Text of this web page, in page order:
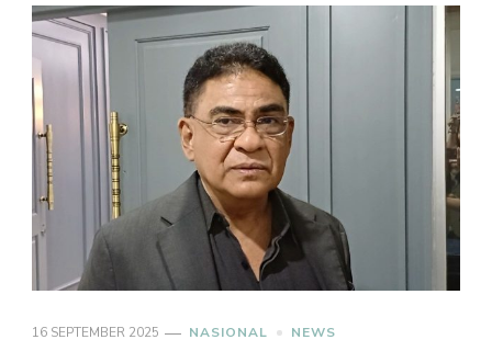
16 SEPTEMBER 2025 NASIONAL NEWS